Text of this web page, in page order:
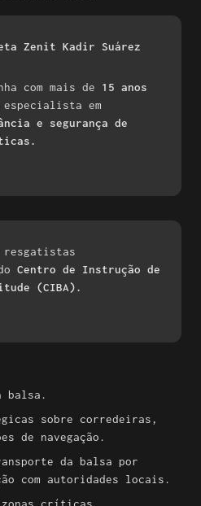
Zenit Kadir Suárez
com mais de 15 anos
e segurança de
resgatistas
Centro de Instrução de
(CIBA).
balsa.
sobre corredeiras,
de navegação.
da balsa por
com autoridades locais.